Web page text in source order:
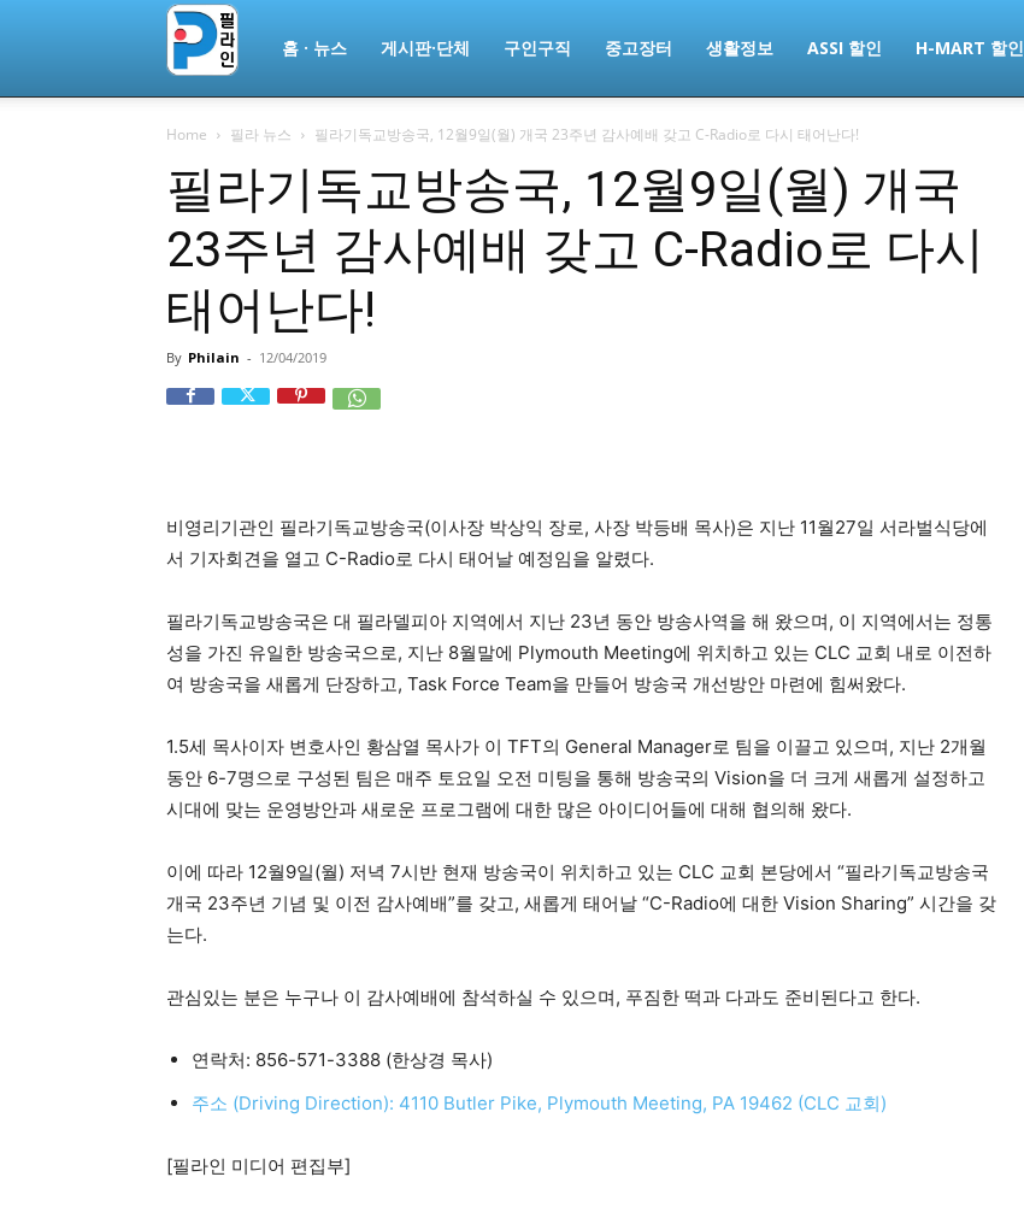
라
인
ￜ
라
지
한
인
생
활
홈 · 뉴스 게시판·단체 구인구직 중고장터 생활정보 ASSI 할인 H-MART 할인
Home 필라 뉴스 필라기독교방송국, 12월9일(월) 개국 23주년 감사예배 갖고 C-Radio로 다시 태어난다!
필라기독교방송국, 12월9일(월) 개국
23주년 감사예배 갖고 C-Radio로 다시
태어난다!
By Philain - 12/04/2019
비영리기관인 필라기독교방송국(이사장 박상익 장로, 사장 박등배 목사)은 지난 11월27일 서라벌식당에
서 기자회견을 열고 C-Radio로 다시 태어날 예정임을 알렸다.
필라기독교방송국은 대 필라델피아 지역에서 지난 23년 동안 방송사역을 해 왔으며, 이 지역에서는 정통
성을 가진 유일한 방송국으로, 지난 8월말에 Plymouth Meeting에 위치하고 있는 CLC 교회 내로 이전하
여 방송국을 새롭게 단장하고, Task Force Team을 만들어 방송국 개선방안 마련에 힘써왔다.
1.5세 목사이자 변호사인 황삼열 목사가 이 TFT의 General Manager로 팀을 이끌고 있으며, 지난 2개월
동안 6-7명으로 구성된 팀은 매주 토요일 오전 미팅을 통해 방송국의 Vision을 더 크게 새롭게 설정하고
시대에 맞는 운영방안과 새로운 프로그램에 대한 많은 아이디어들에 대해 협의해 왔다.
이에 따라 12월9일(월) 저녁 7시반 현재 방송국이 위치하고 있는 CLC 교회 본당에서 “필라기독교방송국
개국 23주년 기념 및 이전 감사예배”를 갖고, 새롭게 태어날 “C-Radio에 대한 Vision Sharing” 시간을 갖
는다.
관심있는 분은 누구나 이 감사예배에 참석하실 수 있으며, 푸짐한 떡과 다과도 준비된다고 한다.
연락처: 856-571-3388 (한상경 목사)
주소 (Driving Direction): 4110 Butler Pike, Plymouth Meeting, PA 19462 (CLC 교회)
[필라인 미디어 편집부]